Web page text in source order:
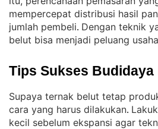
mempercepat distribusi hasil
jumlah pembeli. Dengan teknik
belut bisa menjadi peluang
Tips Sukses Budidaya
Supaya ternak belut tetap
cara yang harus dilakukan.
kecil sebelum ekspansi agar